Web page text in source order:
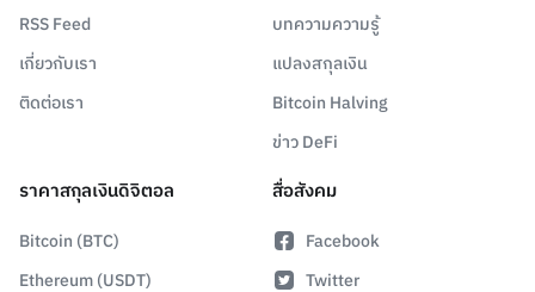
RSS Feed
เกี่ยวกับเรา
ติดต่อเรา
บทความความรู้
แปลงสกุลเงิน
Bitcoin Halving
ข่าว DeFi
ราคาสกุลเงินดิจิตอล
Bitcoin (BTC)
Ethereum (USDT)
สื่อสังคม
Facebook
Twitter